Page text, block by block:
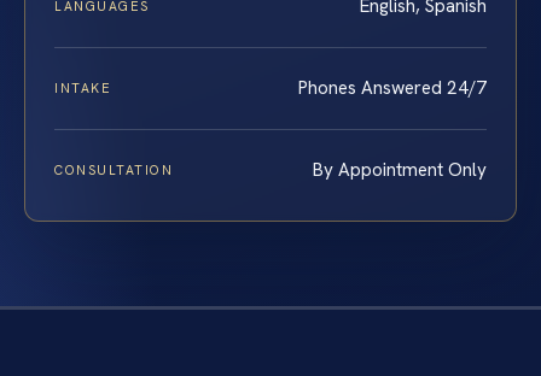
LANGUAGES English, Spanish
INTAKE Phones Answered 24/7
CONSULTATION By Appointment Only